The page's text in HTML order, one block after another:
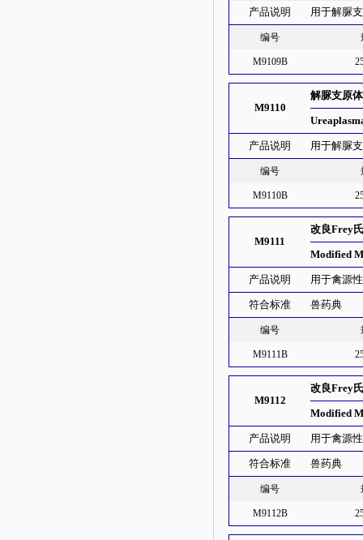
产品说明 用于解脲
编号
M9109B
M9110
解脲支原
产品说明 用于解脲
编号
M9110B
M9111
改良Frey
Modified
产品说明 用于禽源
符合标准 兽药典
编号
M9111B
M9112
改良Frey
Modified
产品说明 用于禽源
符合标准 兽药典
编号
M9112B